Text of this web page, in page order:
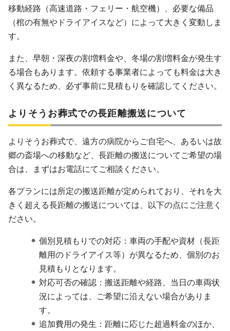
移動経路（高速道路・フェリー・航空機）、必要な備品
（棺の有無やドライアイスなど）によって大きく変動しま
す。
また、早朝・深夜の割増料金や、冬場の割増料金が発生す
る場合もあります。依頼する事業者によっても料金は大き
く異なるため、必ず事前に見積もりを確認してください。
よりそうお葬式での長距離搬送について
よりそうお葬式で、遠方の病院からご自宅へ、あるいは故
郷の斎場への移動など、長距離の搬送についてご希望の場
合は、まずはお電話にてご相談ください。
各プランには所定の搬送距離が定められており、それを大
きく超える長距離の搬送については、以下の点にご注意く
ださい。
個別見積もりでの対応：車両の手配や資材（長距
離用のドライアイス等）が異なるため、個別のお
見積もりとなります。
対応可否の確認：搬送距離や経路、当日の車両状
況によっては、ご希望に沿えない場合がありま
す。
追加費用の発生：距離に応じた超過料金のほか、